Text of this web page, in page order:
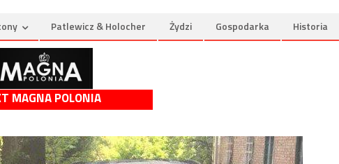
Patlewicz & Holocher Żydzi Gospodarka Historia
MAGNA POLONIA